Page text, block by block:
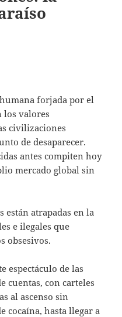
forjada por el
los valores
civilizaciones
de desaparecer.
antes compiten hoy
mercado global sin
están atrapadas en la
e ilegales que
obsesivos.
espectáculo de las
cuentas, con carteles
al ascenso sin
cocaína, hasta llegar a